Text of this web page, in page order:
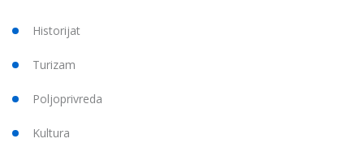
Historijat
Turizam
Poljoprivreda
Kultura